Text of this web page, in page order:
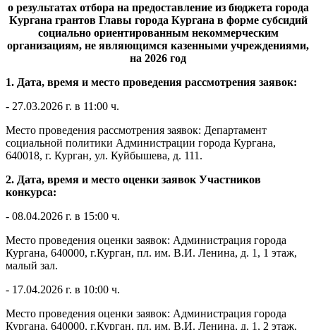
о результатах отбора на предоставление из бюджета города
Кургана грантов Главы города Кургана в форме субсидий
социально ориентированным некоммерческим
организациям, не являющимся казенными учреждениями,
на 2026 год
1. Дата, время и место проведения рассмотрения заявок:
- 27.03.2026 г. в 11:00 ч.
Место проведения рассмотрения заявок: Департамент
социальной политики Администрации города Кургана,
640018, г. Курган, ул. Куйбышева, д. 111.
2. Дата, время и место оценки заявок Участников
конкурса:
- 08.04.2026 г. в 15:00 ч.
Место проведения оценки заявок: Администрация города
Кургана, 640000, г.Курган, пл. им. В.И. Ленина, д. 1, 1 этаж,
малый зал.
- 17.04.2026 г. в 10:00 ч.
Место проведения оценки заявок: Администрация города
Кургана, 640000, г.Курган, пл. им. В.И. Ленина, д. 1, 2 этаж,